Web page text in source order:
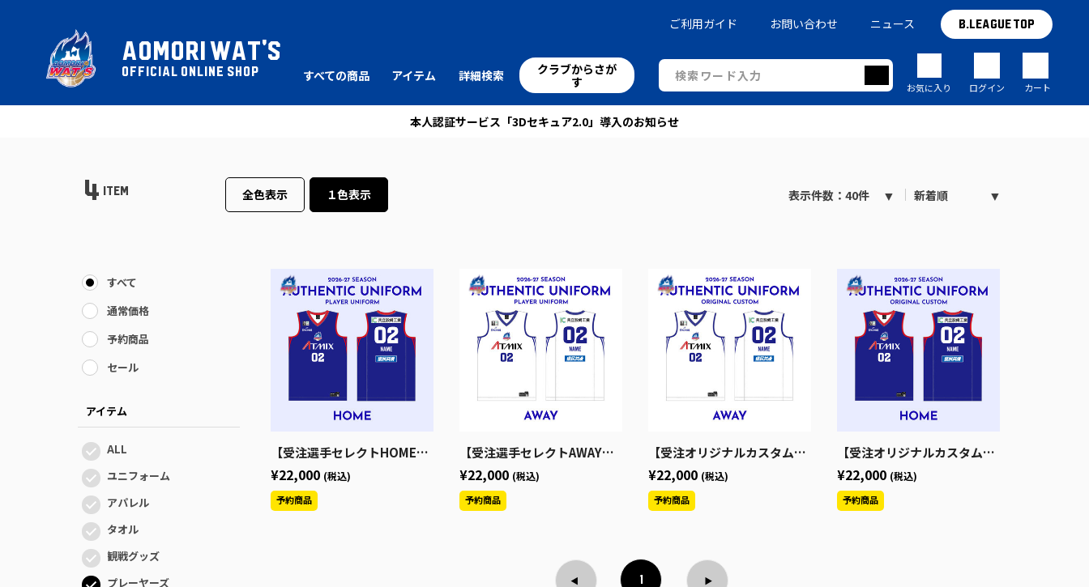
AOMORI WAT'S
OFFICIAL ONLINE SHOP すべての商品 アイテム 詳細検索
クラブからさが
す
ご利用ガイド お問い合わせ ニュース B.LEAGUE TOP
お気に入り ログイン カート
本人認証サービス「3Dセキュア2.0」導入のお知らせ
4 ITEM 全色表示 １色表示 表示件数：40件 新着順
すべて
通常価格
予約商品
セール
アイテム
ALL
ユニフォーム
アパレル
タオル
観戦グッズ
プレーヤーズ
【受注選手セレクトHOME】2026-27シーズン 青森ワッツオーセンティックユニフォーム
¥22,000 (税込)
【受注選手セレクトAWAY】2026-27シーズン 青森ワッツオーセンティックユニフォーム
¥22,000 (税込)
【受注オリジナルカスタムAWAY】2026-27シーズン 青森ワッツオーセンティックユニフォーム
¥22,000 (税込)
【受注オリジナルカスタムHOME】2026-27シーズン 青森ワッツオーセンティックユニフォーム
¥22,000 (税込)
1